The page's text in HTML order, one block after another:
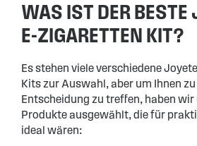
WAS IST DER BESTE
E-ZIGARETTEN KIT?
Es stehen viele verschiedene
Kits zur Auswahl, aber um Ihnen
Entscheidung zu treffen, haben wir
Produkte ausgewählt, die für
ideal wären: